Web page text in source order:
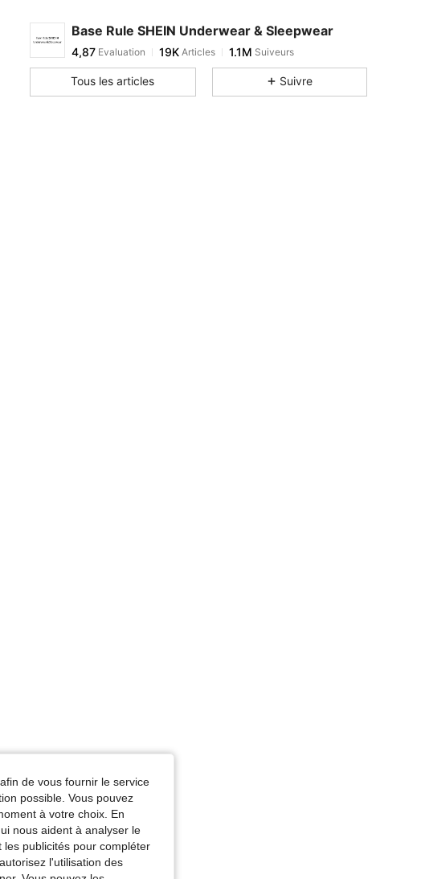
Base Rule SHEIN Underwear & Sleepwear
4,87
Evaluation 19K Articles 1.1M Suiveurs
q***hest en train de naviguer
4,87
Tous les articles Suivre
de vous fournir le service
possible. Vous pouvez
à votre choix. En
nous aident à analyser le
publicités pour compléter
l'utilisation des